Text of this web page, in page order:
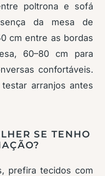
poltrona e sofá
da mesa de
cm entre as bordas
60–80 cm para
confortáveis.
arranjos antes
SE TENHO
prefira tecidos com